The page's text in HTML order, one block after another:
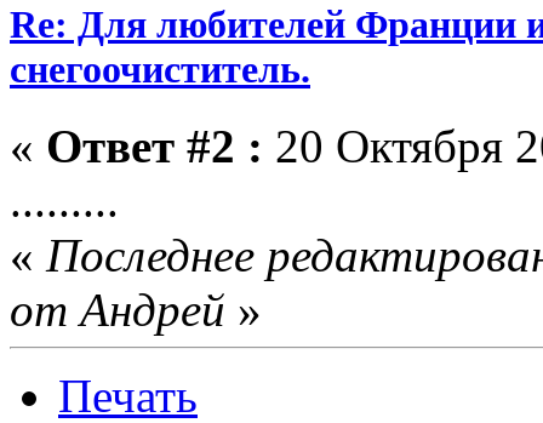
Re: Для любителей Франции
снегоочиститель.
« Ответ #2 : 20 Октября
.........
« Последнее
от Андрей »
Печать